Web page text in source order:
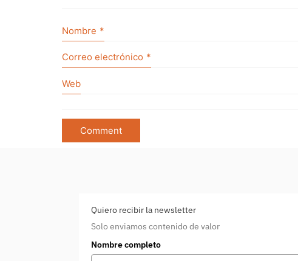
Nombre *
Correo electrónico *
Web
Quiero recibir la newsletter
Solo enviamos contenido de valor
Nombre completo